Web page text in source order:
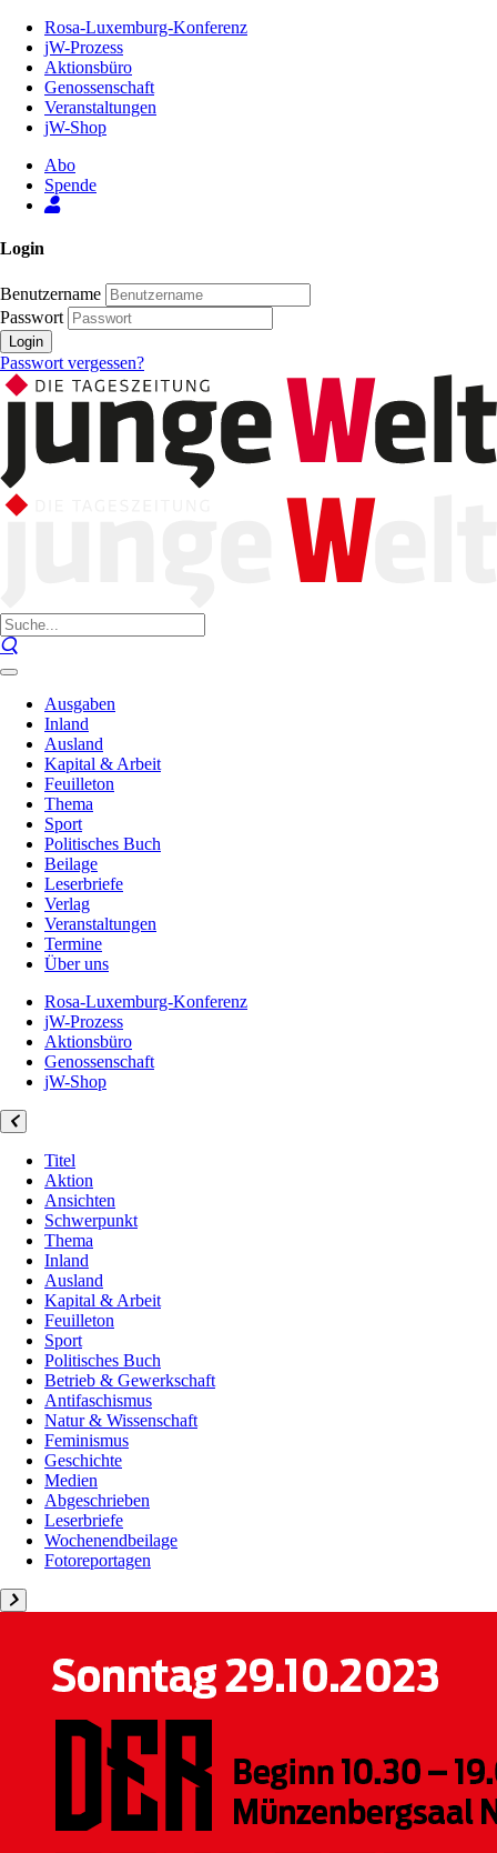
Inhalt
Seite
Rosa-Luxemburg-Konferenz
jW-Prozess
Aktionsbüro
Genossenschaft
Veranstaltungen
jW-Shop
Abo
Spende
Login
Benutzername
Passwort
Login
Passwort vergessen?
Ausgaben
Inland
Ausland
Kapital & Arbeit
Feuilleton
Thema
Sport
Politisches Buch
Beilage
Leserbriefe
Verlag
Veranstaltungen
Termine
Über uns
Rosa-Luxemburg-Konferenz
jW-Prozess
Aktionsbüro
Genossenschaft
jW-Shop
Titel
Aktion
Ansichten
Schwerpunkt
Thema
Inland
Ausland
Kapital & Arbeit
Feuilleton
Sport
Politisches Buch
Betrieb & Gewerkschaft
Antifaschismus
Natur & Wissenschaft
Feminismus
Geschichte
Medien
Abgeschrieben
Leserbriefe
Wochenendbeilage
Fotoreportagen